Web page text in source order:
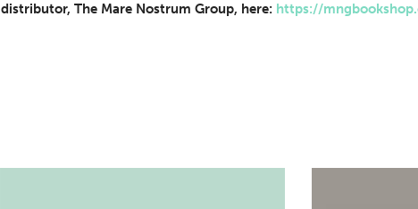
distributor, The Mare Nostrum Group, here: https://